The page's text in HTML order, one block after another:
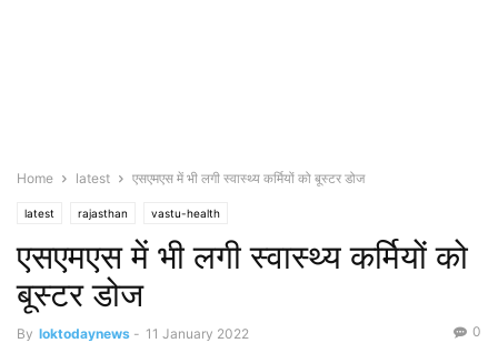
Home latest एसएमएस में भी लगी स्वास्थ्य कर्मियों को बूस्टर डोज
latest rajasthan vastu-health
एसएमएस में भी लगी स्वास्थ्य कर्मियों को
बूस्टर डोज
By loktodaynews - 11 January 2022 0